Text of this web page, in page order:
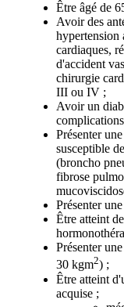
Être âgé de
Avoir des
hypertension
cardiaques,
d'accident
chirurgie
III ou IV ;
Avoir un
Présenter
susceptible
(broncho
fibrose
Présenter
Être atteint
Présenter
30 kgm2) ;
Être atteint
acquise ;